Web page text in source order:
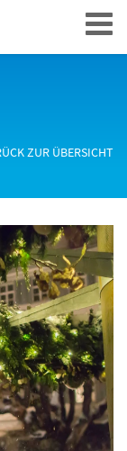
Navigation
ZUR ÜBERSICHT